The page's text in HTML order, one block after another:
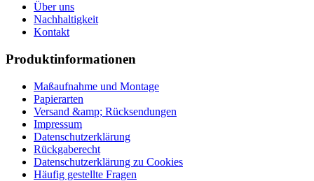
Über uns
Nachhaltigkeit
Kontakt
Produktinformationen
Maßaufnahme und Montage
Papierarten
Versand &amp; Rücksendungen
Impressum
Datenschutzerklärung
Rückgaberecht
Datenschutzerklärung zu Cookies
Häufig gestellte Fragen